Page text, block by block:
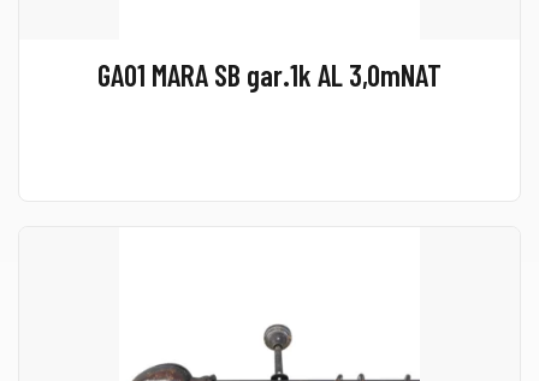
GA01 MARA SB gar.1k AL 3,0mNAT